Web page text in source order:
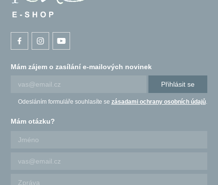
Mám zájem o zasílání e-mailových novinek
Přihlásit se
Odesláním formuláře souhlasíte se zásadami ochrany osobních údajů.
Mám otázku?